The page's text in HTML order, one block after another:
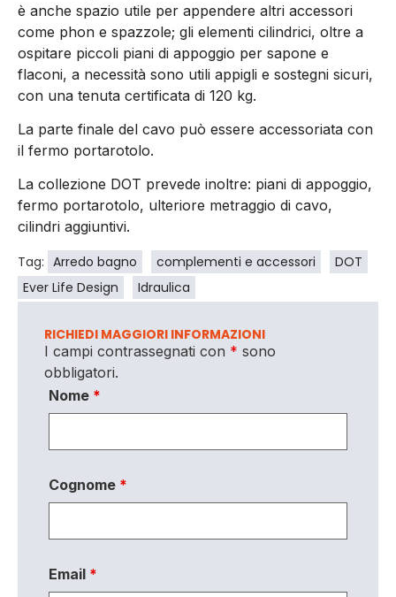
è anche spazio utile per appendere altri accessori
come phon e spazzole; gli elementi cilindrici, oltre a
ospitare piccoli piani di appoggio per sapone e
flaconi, a necessità sono utili appigli e sostegni sicuri,
con una tenuta certificata di 120 kg.
La parte finale del cavo può essere accessoriata con
il fermo portarotolo.
La collezione DOT prevede inoltre: piani di appoggio,
fermo portarotolo, ulteriore metraggio di cavo,
cilindri aggiuntivi.
Tag: Arredo bagno complementi e accessori
DOT
Ever Life Design
Idraulica
RICHIEDI MAGGIORI INFORMAZIONI
I campi contrassegnati con * sono
obbligatori.
Nome *
Cognome *
Email *